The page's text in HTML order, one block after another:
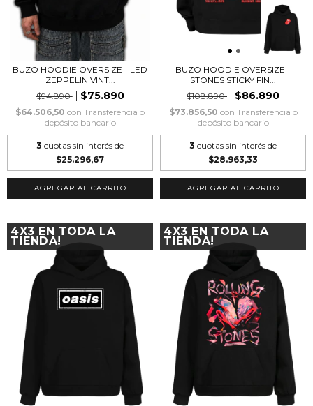
BUZO HOODIE OVERSIZE - LED
ZEPPELIN VINT...
$94.890
$75.890
$64.506,50 con Transferencia o
depósito bancario
3 cuotas sin interés de
$25.296,67
AGREGAR AL CARRITO
BUZO HOODIE OVERSIZE -
STONES STICKY FIN...
$108.890
$86.890
$73.856,50 con Transferencia o
depósito bancario
3 cuotas sin interés de
$28.963,33
AGREGAR AL CARRITO
4X3 EN TODA LA
TIENDA!
4X3 EN TODA LA
TIENDA!